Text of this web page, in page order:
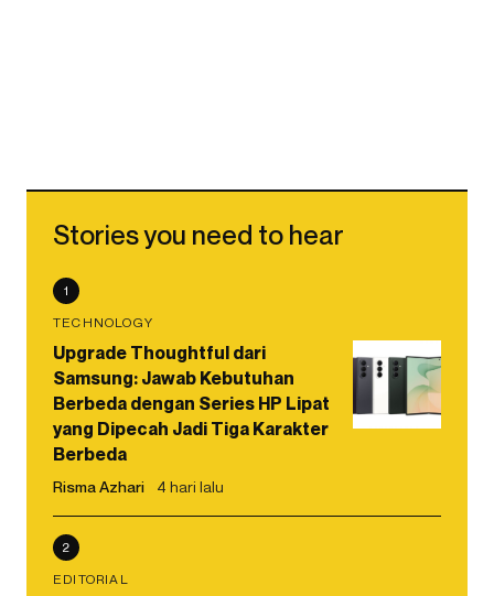
Stories you need to hear
1
TECHNOLOGY
Upgrade Thoughtful dari
Samsung: Jawab Kebutuhan
Berbeda dengan Series HP Lipat
yang Dipecah Jadi Tiga Karakter
Berbeda
Risma Azhari 4 hari lalu
2
EDITORIAL